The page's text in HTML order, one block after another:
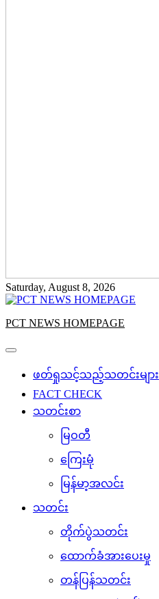
Saturday, August 8, 2026
PCT NEWS HOMEPAGE
ဖတ်ရှုသင့်သည့်သတင်းများ
FACT CHECK
သတင်းစာ
မြဝတီ
ကြေးမုံ
မြန်မာ့အလင်း
သတင်း
တိုက်ပွဲသတင်း
ထောက်ခံအားပေးမှု
တန်ပြန်သတင်း